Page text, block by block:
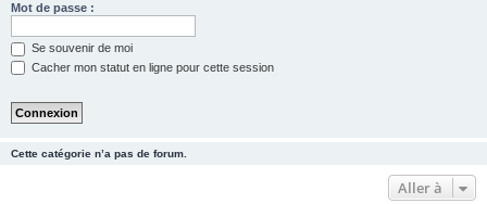
Mot de passe :
Se souvenir de moi
Cacher mon statut en ligne pour cette session
Cette catégorie n’a pas de forum.
Aller à